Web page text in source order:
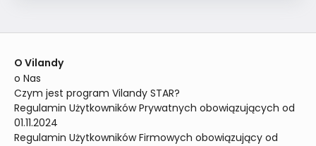
O Vilandy
o Nas
Czym jest program Vilandy STAR?
Regulamin Użytkowników Prywatnych obowiązujących od
01.11.2024
Regulamin Użytkowników Firmowych obowiązujący od